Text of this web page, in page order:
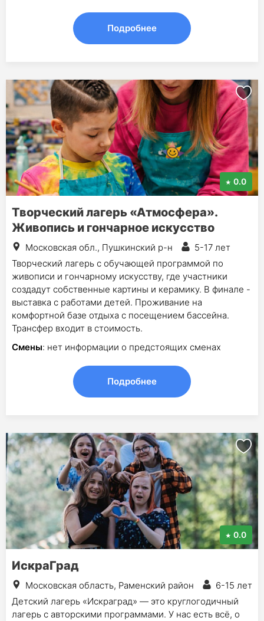
Подробнее
0.0
Творческий лагерь «Атмосфера».
Живопись и гончарное искусство
Московская обл., Пушкинский р-н
5-17 лет
Творческий лагерь c обучающей программой по
живописи и гончарному искусству, где участники
создадут собственные картины и керамику. В финале -
выставка с работами детей. Проживание на
комфортной базе отдыха с посещением бассейна.
Трансфер входит в стоимость.
Смены: нет информации о предстоящих сменах
Подробнее
0.0
ИскраГрад
Московская область, Раменский район
6-15 лет
Детский лагерь «Искраград» — это круглогодичный
лагерь с авторскими программами. У нас есть всё, о